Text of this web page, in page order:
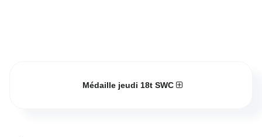
Médaille jeudi 18t SWC